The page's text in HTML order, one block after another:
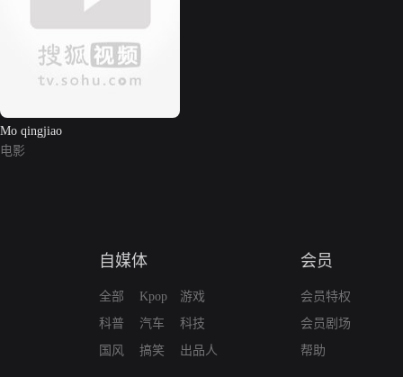
Mo qingjiao
电影
自媒体
全部
科普
国风
Kpop
汽车
搞笑
游戏
科技
出品人
会员
会员特权
会员剧场
帮助